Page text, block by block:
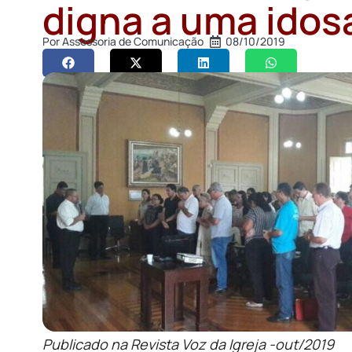
digna a uma
PorAssessoria de Comunicação 08/10/2019
Publicado na Revista Voz da Igreja -out/2019